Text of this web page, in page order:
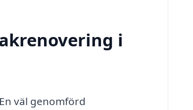
i
väl genomförd